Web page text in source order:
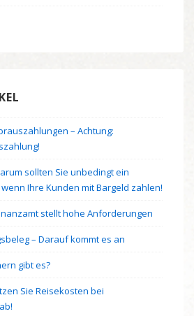
– Achtung:
sollten Sie unbedingt ein
Ihre Kunden mit Bargeld zahlen!
stellt hohe Anforderungen
– Darauf kommt es an
gibt es?
Sie Reisekosten bei